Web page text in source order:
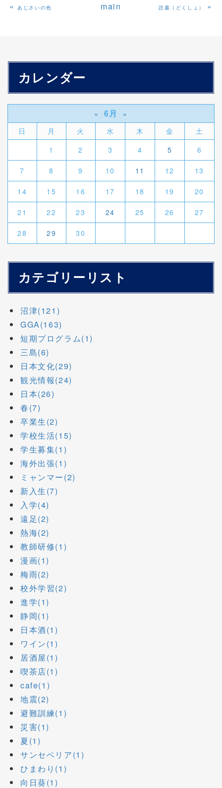
«あじさいの色 main 読書（どくしょ） »
カレンダー
« 6月
»
日
月 火 水 木 金
土
1
2 3 4 5 6
7 8 9 10 11 12 13
14 15 16 17 18 19 20
21 22 23 24 25 26 27
28 29 30
カテゴリーリスト
沼津(121)
GGA(163)
短期プログラム(1)
三島(6)
日本文化(29)
観光情報(24)
日本(26)
春(7)
卒業生(2)
学校生活(15)
学生募集(1)
海外出張(1)
ミャンマー(2)
新入生(7)
入学(4)
遠足(2)
熱海(2)
教師研修(1)
漫画(1)
梅雨(2)
校外学習(2)
進学(1)
静岡(1)
日本酒(1)
ワイン(1)
居酒屋(1)
喫茶店(1)
cafe(1)
地震(2)
避難訓練(1)
災害(1)
夏(1)
サンセベリア(1)
ひまわり(1)
向日葵(1)